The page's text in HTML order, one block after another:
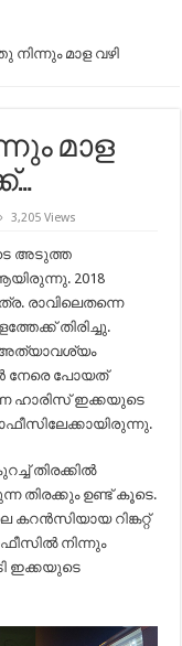
മാള വഴി
മാള
3,205 Views
അടുത്ത
2018
രാവിലെതന്നെ
തിരിച്ചു.
നേരെ പോയത്
ഹാരിസ് ഇക്കയുടെ
ഓഫീസിലേക്കായിരുന്നു.
തിരക്കില്‍
തിരക്കും ഉണ്ട് കൂടെ.
റിങ്കറ്റ്
നിന്നും
ഇക്കയുടെ